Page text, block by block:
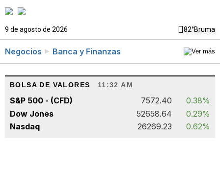
9 de agosto de 2026 82°Bruma
Negocios Banca y Finanzas
BOLSA DE VALORES 11:32 AM
S&P 500 - (CFD) 7572.40
0.38%
Dow Jones
52658.64
0.29%
Nasdaq
26269.23 0.62%